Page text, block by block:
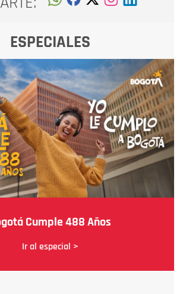
ESPECIALES
Cumple 488 Años
Ir al especial >